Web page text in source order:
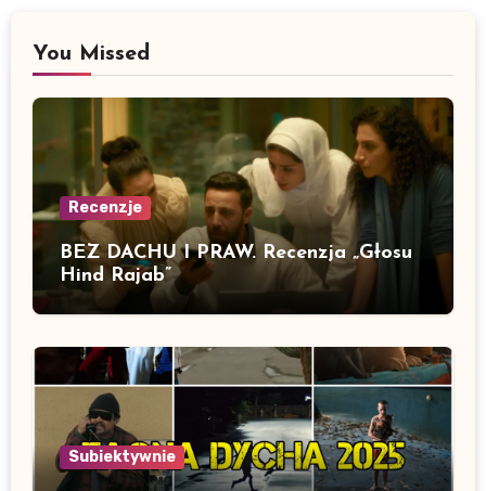
You Missed
Recenzje
BEZ DACHU I PRAW. Recenzja „Głosu
Hind Rajab”
Subiektywnie